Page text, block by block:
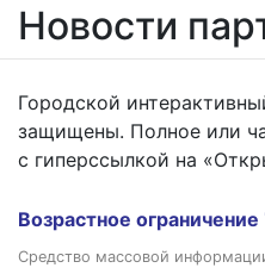
Новости
Городской
защищены. Полное или
с гиперссылкой на
Возрастное ограничение
Средство массовой